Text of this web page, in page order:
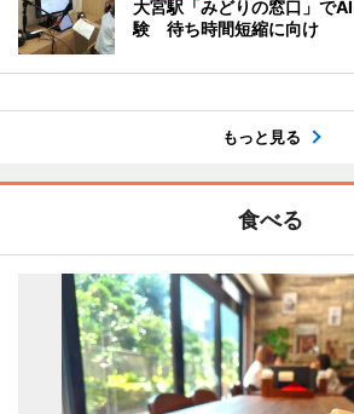
大宮駅「みどりの窓口」で
験 待ち時間短縮に向け
もっと見る
食べる